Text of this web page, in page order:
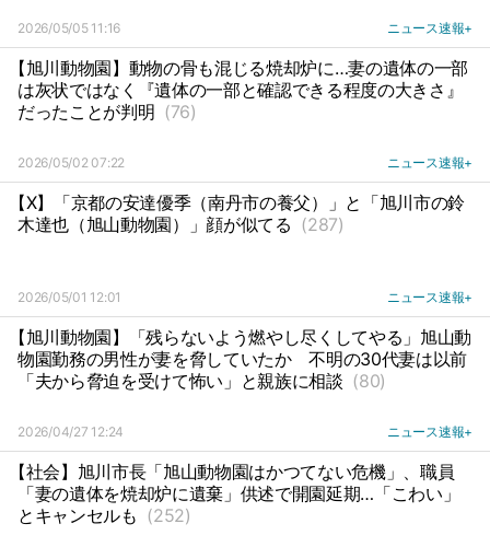
2026/05/05 11:16 ニュース速報+
【旭川動物園】動物の骨も混じる焼却炉に…妻の遺体の一部
は灰状ではなく『遺体の一部と確認できる程度の大きさ』
だったことが判明 (76)
2026/05/02 07:22 ニュース速報+
【X】「京都の安達優季（南丹市の養父）」と「旭川市の鈴
木達也（旭山動物園）」顔が似てる (287)
2026/05/01 12:01 ニュース速報+
【旭川動物園】「残らないよう燃やし尽くしてやる」旭山動
物園勤務の男性が妻を脅していたか
不明の30代妻は以前
「夫から脅迫を受けて怖い」と親族に相談 (80)
2026/04/27 12:24 ニュース速報+
【社会】旭川市長「旭山動物園はかつてない危機」、職員
「妻の遺体を焼却炉に遺棄」供述で開園延期…「こわい」
とキャンセルも (252)